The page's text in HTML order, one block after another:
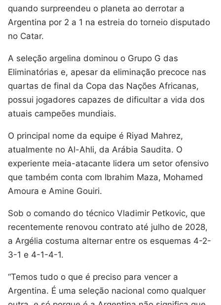
quando surpreendeu o planeta ao derrotar a
Argentina por 2 a 1 na estreia do torneio disputado
no Catar.
A seleção argelina dominou o Grupo G das
Eliminatórias e, apesar da eliminação precoce nas
quartas de final da Copa das Nações Africanas,
possui jogadores capazes de dificultar a vida dos
atuais campeões mundiais.
O principal nome da equipe é Riyad Mahrez,
atualmente no Al-Ahli, da Arábia Saudita. O
experiente meia-atacante lidera um setor ofensivo
que também conta com Ibrahim Maza, Mohamed
Amoura e Amine Gouiri.
Sob o comando do técnico Vladimir Petkovic, que
recentemente renovou contrato até julho de 2028,
a Argélia costuma alternar entre os esquemas 4-2-
3-1 e 4-1-4-1.
“Temos tudo o que é preciso para vencer a
Argentina. É uma seleção nacional como qualquer